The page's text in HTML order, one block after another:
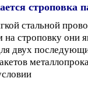
строповка
стальной
строповку они
двух